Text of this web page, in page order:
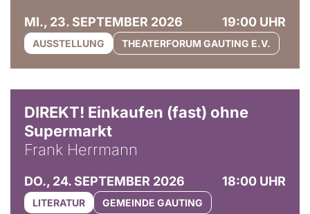
MI., 23. SEPTEMBER 2026 19:00 UHR
AUSSTELLUNG THEATERFORUM GAUTING E.V.
DIREKT! Einkaufen (fast) ohne
Supermarkt
Frank Herrmann
DO., 24. SEPTEMBER 2026 18:00 UHR
LITERATUR GEMEINDE GAUTING